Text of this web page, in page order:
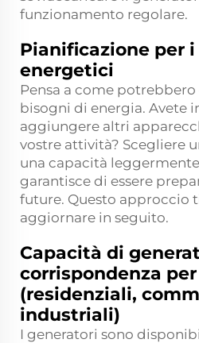
funzionamento regolare.
Pianificazione per
energetici
Pensa a come
bisogni di energia. Avete
aggiungere altri
vostre attività? Scegliere
una capacità
garantisce di essere
future. Questo approccio
aggiornare in seguito.
Capacità di
corrispondenza
(residenziali,
industriali)
I generatori sono